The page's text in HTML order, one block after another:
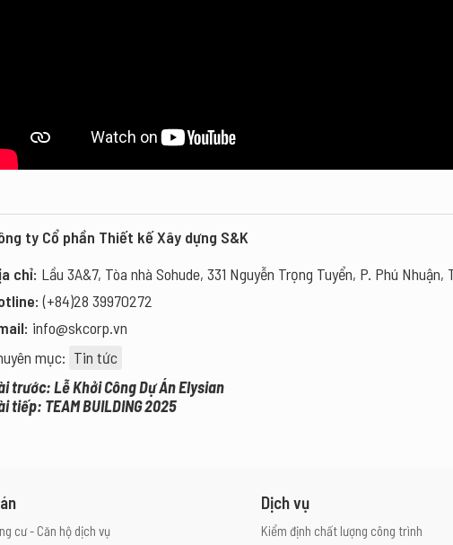
ty Cổ phần Thiết kế Xây dựng S&K
chỉ: Lầu 3A&7, Tòa nhà Sohude, 331 Nguyễn Trọng Tuyển, P. Phú Nhuận,
(+84)28 39970272
info@skcorp.vn
mục: Tin tức
trước: Lễ Khởi Công Dự Án Elysian
tiếp: TEAM BUILDING 2025
cư - Căn hộ dịch vụ
Dịch vụ
Kiểm định chất lượng công trình